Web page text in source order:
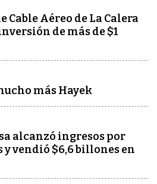
Cable Aéreo de La Calera
de más de $1
más Hayek
alcanzó ingresos por
y vendió $6,6 billones en